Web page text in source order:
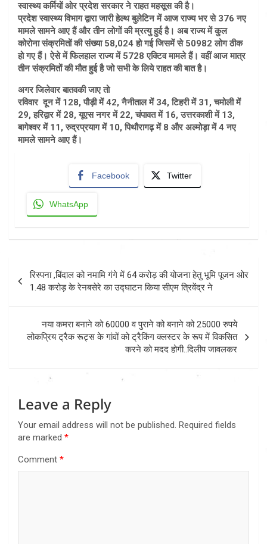
स्वास्थ्य कर्मियों ओर प्रदेश सरकार ने राहत महसूस की है।
प्रदेश स्वास्थ्य विभाग द्वारा जारी हेल्थ बुलेटिन में आज राज्य भर से 376 नए
मामले सामने आए हैं और तीन लोगों की म्रत्यु हुई है। अब राज्य में कुल
कोरोना संक्रमितों की संख्या 58,024 हो गई जिसमें से 50982 लोग ठीक
हो गए हैं। ऐसे में फिलहाल राज्य में 5728 एक्टिव मामले हैं। वहीं आज मात्र
तीन संक्रमितों की मौत हुई है जो सभी के लिये राहत की बात है।
अगर जिलेवार बातवकी जाए तो
रविवार दून में 128, पौड़ी में 42, नैनीताल में 34, टिहरी में 31, चमोली में
29, हरिद्वार में 28, यूएस नगर में 22, चंपावत में 16, उत्तरकाशी में 13,
बागेश्वर में 11, रुद्रप्रयाग में 10, पिथौरागढ़ में 8 और अल्मोड़ा में 4 नए
मामले सामने आए हैं।
Facebook Twitter
WhatsApp
Post
navigation
रिस्पना ,बिंदाल को नमामि गंगे में 64 करोड़ की योजना हेतु भूमि पूजन ओर
1.48 करोड़ के रेनबसेरे का उद्घाटन किया सीएम त्रिवेंद्र ने
नया कमरा बनाने को 60000 व पुराने को बनाने को 25000 रुपये
लोकप्रिय ट्रैक रूट्स के गांवों को ट्रैकिंग क्लस्टर के रूप में विकसित
करने को मदद होगी..दिलीप जावलकर
Leave a Reply
Your email address will not be published. Required fields
are marked *
Comment *